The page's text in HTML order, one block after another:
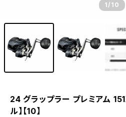
1/10
24 グラップラー プレミアム
ル】【10】